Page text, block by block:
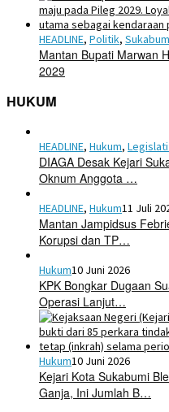
HEADLINE, Politik,
Mantan Bupati Marwan
2029
HUKUM
HEADLINE, Hukum,
DIAGA Desak Kejari
Oknum Anggota …
HEADLINE, Hukum11 Juli
Mantan Jampidsus
Korupsi dan TP…
Hukum10 Juni 2026
KPK Bongkar Dugaan
Operasi Lanjut…
Hukum10 Juni 2026
Kejari Kota Sukabumi
Ganja, Ini Jumlah B…